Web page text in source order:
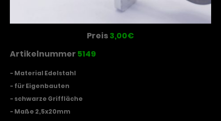
Preis3,00€
Artikelnummer 5149
- Material Edelstahl
- für Eigenbauten
- schwarze Griffläche
- Maße 2,5x20mm